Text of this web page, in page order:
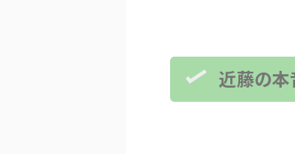
近藤の本